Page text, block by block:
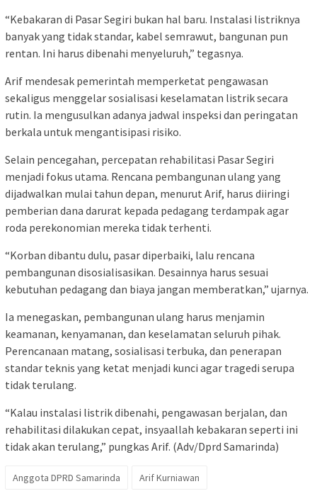
“Kebakaran di Pasar Segiri bukan hal baru. Instalasi listriknya
banyak yang tidak standar, kabel semrawut, bangunan pun
rentan. Ini harus dibenahi menyeluruh,” tegasnya.
Arif mendesak pemerintah memperketat pengawasan
sekaligus menggelar sosialisasi keselamatan listrik secara
rutin. Ia mengusulkan adanya jadwal inspeksi dan peringatan
berkala untuk mengantisipasi risiko.
Selain pencegahan, percepatan rehabilitasi Pasar Segiri
menjadi fokus utama. Rencana pembangunan ulang yang
dijadwalkan mulai tahun depan, menurut Arif, harus diiringi
pemberian dana darurat kepada pedagang terdampak agar
roda perekonomian mereka tidak terhenti.
“Korban dibantu dulu, pasar diperbaiki, lalu rencana
pembangunan disosialisasikan. Desainnya harus sesuai
kebutuhan pedagang dan biaya jangan memberatkan,” ujarnya.
Ia menegaskan, pembangunan ulang harus menjamin
keamanan, kenyamanan, dan keselamatan seluruh pihak.
Perencanaan matang, sosialisasi terbuka, dan penerapan
standar teknis yang ketat menjadi kunci agar tragedi serupa
tidak terulang.
“Kalau instalasi listrik dibenahi, pengawasan berjalan, dan
rehabilitasi dilakukan cepat, insyaallah kebakaran seperti ini
tidak akan terulang,” pungkas Arif. (Adv/Dprd Samarinda)
Anggota DPRD Samarinda Arif Kurniawan